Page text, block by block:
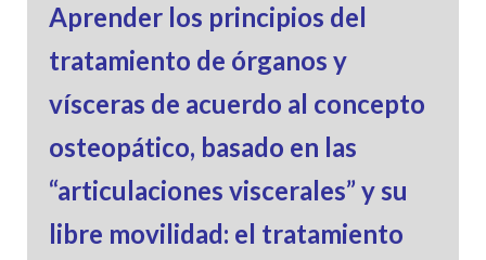
Aprender los principios del
tratamiento de órganos y
vísceras de acuerdo al concepto
osteopático, basado en las
“articulaciones viscerales” y su
libre movilidad: el tratamiento